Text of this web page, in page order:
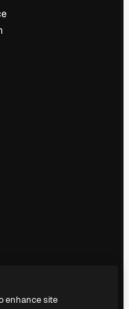
enhance site